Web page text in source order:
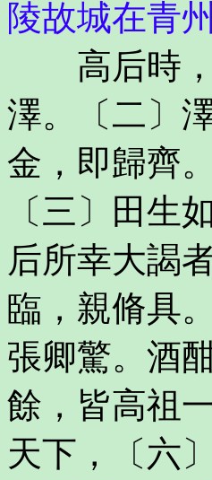
陵故城在青
高后時，
澤。〔二〕
金，即歸齊
〔三〕田生
后所幸大謁
臨，親脩具
張卿驚。酒
餘，皆高祖
天下，〔六